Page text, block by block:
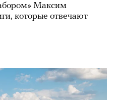
Максим
которые отвечают